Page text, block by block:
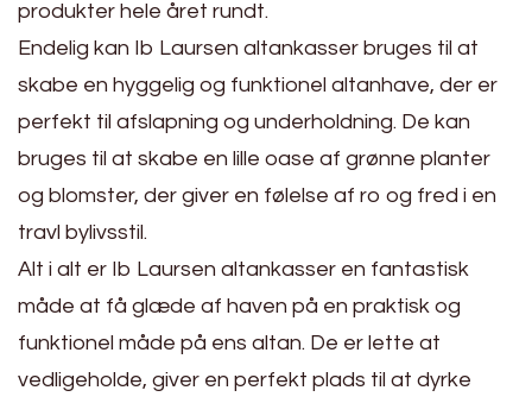
produkter hele året rundt.
Endelig kan Ib Laursen altankasser bruges til at
skabe en hyggelig og funktionel altanhave, der er
perfekt til afslapning og underholdning. De kan
bruges til at skabe en lille oase af grønne planter
og blomster, der giver en følelse af ro og fred i en
travl bylivsstil.
Alt i alt er Ib Laursen altankasser en fantastisk
måde at få glæde af haven på en praktisk og
funktionel måde på ens altan. De er lette at
vedligeholde, giver en perfekt plads til at dyrke